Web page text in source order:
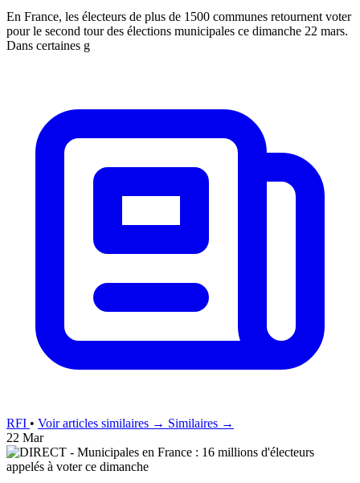
En France, les électeurs de plus de 1500 communes retournent voter
pour le second tour des élections municipales ce dimanche 22 mars.
Dans certaines g
RFI • Voir articles similaires → Similaires →
22 Mar